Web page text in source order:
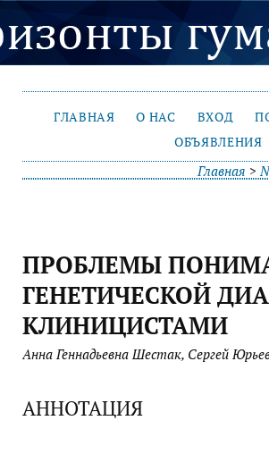
ГЛАВНАЯ О НАС ВХОД
ОБЪЯВЛЕНИЯ
Главная >
ПРОБЛЕМЫ
ГЕНЕТИЧЕСКОЙ
КЛИНИЦИСТАМИ
Анна Геннадьевна Шестак, Сергей
АННОТАЦИЯ